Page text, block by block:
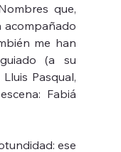
que,
acompañado
me han
(a su
Pasqual,
Fabiá